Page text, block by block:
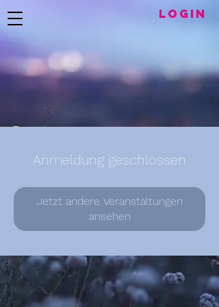
LogIN
Anmeldung geschlossen
Jetzt andere Veranstaltungen
ansehen